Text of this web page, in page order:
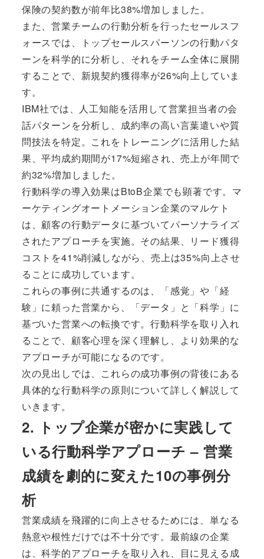
保険の契約数が前年比38%増加しました。
また、営業チームの行動分析を行ったセールスフ
ォースでは、トップセールスパーソンの行動パタ
ーンを科学的に分析し、それをチーム全体に展開
することで、新規契約獲得率が26%向上していま
す。
IBM社では、人工知能を活用して営業担当者の会
話パターンを分析し、成約率の高い言葉遣いや質
問技法を特定。これをトレーニングに活用した結
果、平均成約期間が17%短縮され、売上が年間で
約32%増加しました。
行動科学の導入効果はBtoB企業でも顕著です。マ
ーケティングオートメーション企業のマルケト
は、顧客の行動データに基づいてパーソナライズ
されたアプローチを実施。その結果、リード獲得
コストを41%削減しながら、売上は35%向上させ
ることに成功しています。
これらの事例に共通するのは、「感覚」や「経
験」に頼った営業から、「データ」と「科学」に
基づいた営業への転換です。行動科学を取り入れ
ることで、顧客心理を深く理解し、より効果的な
アプローチが可能になるのです。
次の見出しでは、これらの成功事例の背後にある
具体的な行動科学の原則について詳しく解説して
いきます。
2. トップ企業が密かに実践して
いる行動科学アプローチ – 営業
成績を劇的に変えた10の事例分
析
営業成績を飛躍的に向上させるためには、単なる
熱意や根性だけでは不十分です。最前線の企業
は、科学的アプローチを取り入れ、目に見える成